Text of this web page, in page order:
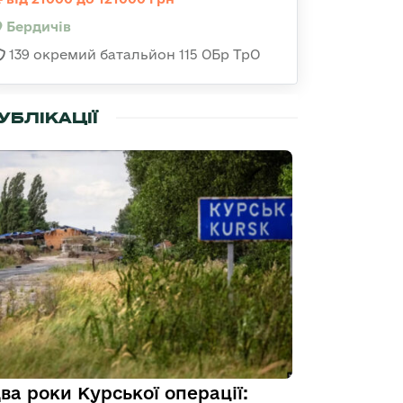
Бердичів
139 окремий батальйон 115 ОБр ТрО
роки Курської операції: